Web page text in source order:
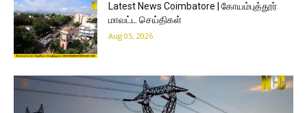
Latest News Coimbatore | கோயம்புத்தூர்
மாவட்ட செய்திகள்
Aug 05, 2026